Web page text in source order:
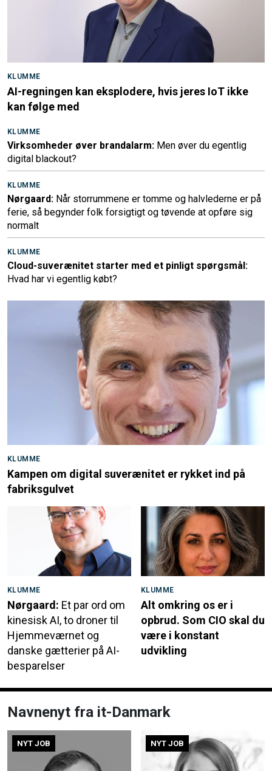
KLUMME
AI-regningen kan eksplodere, hvis jeres IoT ikke
kan følge med
KLUMME
Virksomheder øver brandalarm: Men øver du egentlig
digital blackout?
KLUMME
Nørgaard: Når storrummene er tomme og halvlederne er på
ferie, så begynder folk forsigtigt og tøvende at opføre sig
normalt
KLUMME
Cloud-suverænitet starter med et pinligt spørgsmål:
Hvad har vi egentlig købt?
KLUMME
Kampen om digital suverænitet er rykket ind på
fabriksgulvet
KLUMME
Nørgaard: Et par ord om
kinesisk AI, to droner til
Hjemmeværnet og
danske gætterier på AI-
besparelser
KLUMME
Alt omkring os er i
opbrud. Som CIO skal du
være i konstant
udvikling
Navnenyt fra it-Danmark
NYT JOB NYT JOB